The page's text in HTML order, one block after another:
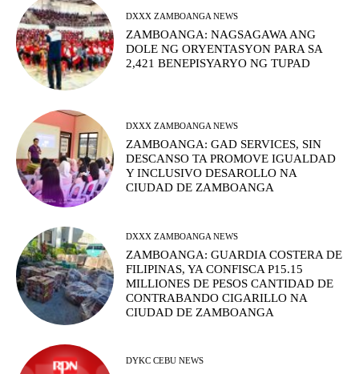
DXXX ZAMBOANGA NEWS
ZAMBOANGA: NAGSAGAWA ANG
DOLE NG ORYENTASYON PARA SA
2,421 BENEPISYARYO NG TUPAD
DXXX ZAMBOANGA NEWS
ZAMBOANGA: GAD SERVICES, SIN
DESCANSO TA PROMOVE IGUALDAD
Y INCLUSIVO DESAROLLO NA
CIUDAD DE ZAMBOANGA
DXXX ZAMBOANGA NEWS
ZAMBOANGA: GUARDIA COSTERA DE
FILIPINAS, YA CONFISCA P15.15
MILLIONES DE PESOS CANTIDAD DE
CONTRABANDO CIGARILLO NA
CIUDAD DE ZAMBOANGA
DYKC CEBU NEWS